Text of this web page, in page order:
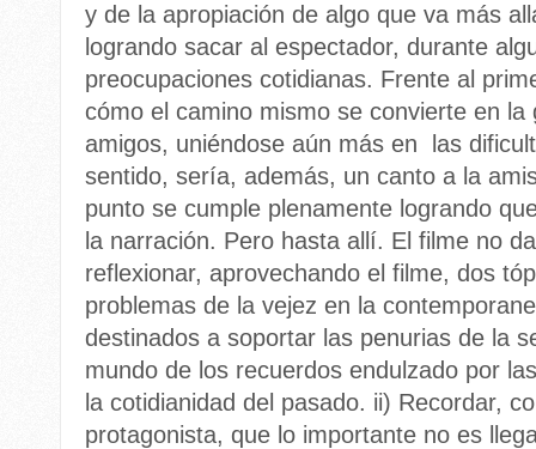
y de la apropiación de algo que va más
logrando sacar al espectador, durante
preocupaciones cotidianas. Frente al
cómo el camino mismo se convierte en
amigos, uniéndose aún más en las
sentido, sería, además, un canto a la
punto se cumple plenamente logrando
la narración. Pero hasta allí. El filme no
reflexionar, aprovechando el filme, dos
problemas de la vejez en la
destinados a soportar las penurias de la
mundo de los recuerdos endulzado por
la cotidianidad del pasado. ii) Recordar,
protagonista, que lo importante no es